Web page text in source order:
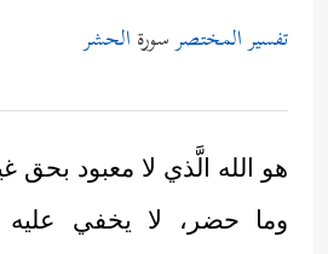
تفسير المختصرسورة الحشر
هو الله الَّذي لا معبود بحق
وما حضر، لا يخفي